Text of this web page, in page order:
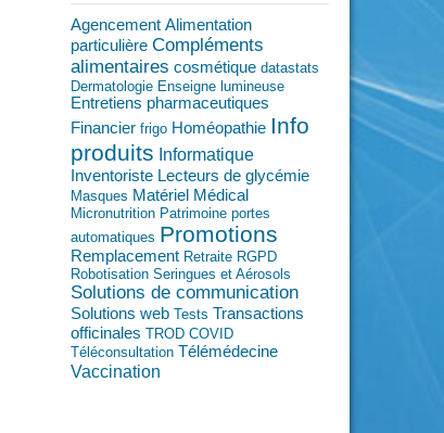
Agencement Alimentation
particulière Compléments
alimentaires cosmétique datastats
Dermatologie Enseigne lumineuse
Entretiens pharmaceutiques
Financier frigo Homéopathie Info
produits Informatique
Inventoriste Lecteurs de glycémie
Masques Matériel Médical
Micronutrition Patrimoine portes
automatiques Promotions
Remplacement Retraite RGPD
Robotisation Seringues et Aérosols
Solutions de communication
Solutions web Tests Transactions
officinales TROD COVID
Téléconsultation Télémédecine
Vaccination